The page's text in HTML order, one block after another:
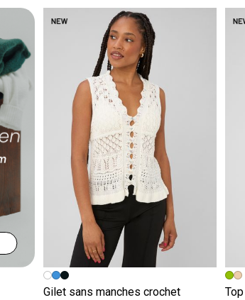
Image précédente
Image suivante
Gilet sans manches crochet